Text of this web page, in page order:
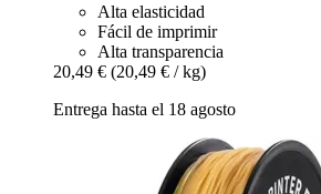
Alta elasticidad
Fácil de imprimir
Alta transparencia
20,49 € (20,49 € / kg)
Entrega hasta el 18 agosto